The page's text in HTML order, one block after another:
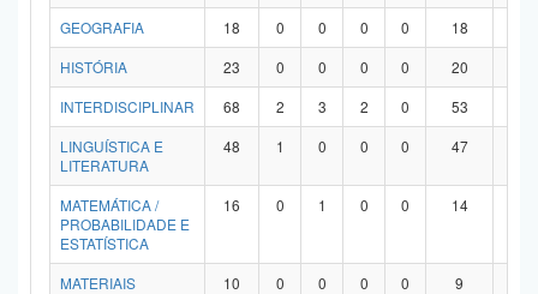
GEOGRAFIA
18 0 0 0 0 18
HISTÓRIA
23 0 0 0 0 20
INTERDISCIPLINAR
68 2 3 2 0 53
LINGUÍSTICA E
LITERATURA
48 1 0 0 0 47
MATEMÁTICA /
PROBABILIDADE E
ESTATÍSTICA
16 0 1 0 0 14
MATERIAIS 10 0 0 0 0 9